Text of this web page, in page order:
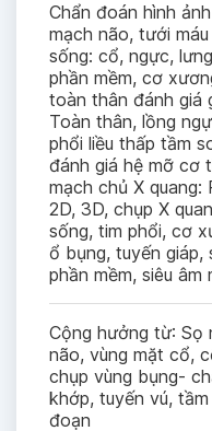
Chẩn đoán hình
mạch não, tưới
sống: cổ, ngực,
phần mềm, cơ
toàn thân đánh giá
Toàn thân, lồng
phổi liều thấp tầm
đánh giá hệ mỡ cơ
mạch chủ X quang:
2D, 3D, chụp X
sống, tim phổi, cơ
ổ bụng, tuyến giáp,
phần mềm, siêu âm
Cộng hưởng từ: Sọ
não, vùng mặt cổ,
chụp vùng bụng-
khớp, tuyến vú,
đoạn